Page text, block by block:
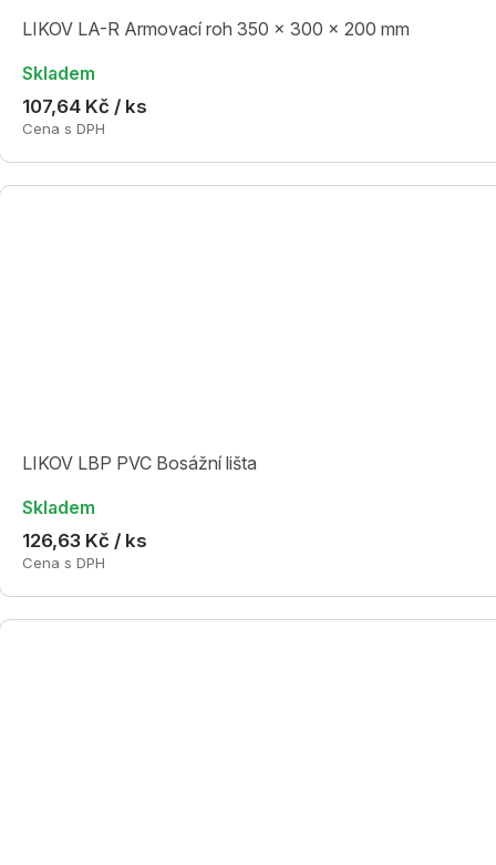
LIKOV LA-R Armovací roh 350 x 300 x 200 mm
Skladem
107,64 Kč / ks
Cena s DPH
LIKOV LBP PVC Bosážní lišta
Skladem
126,63 Kč / ks
Cena s DPH